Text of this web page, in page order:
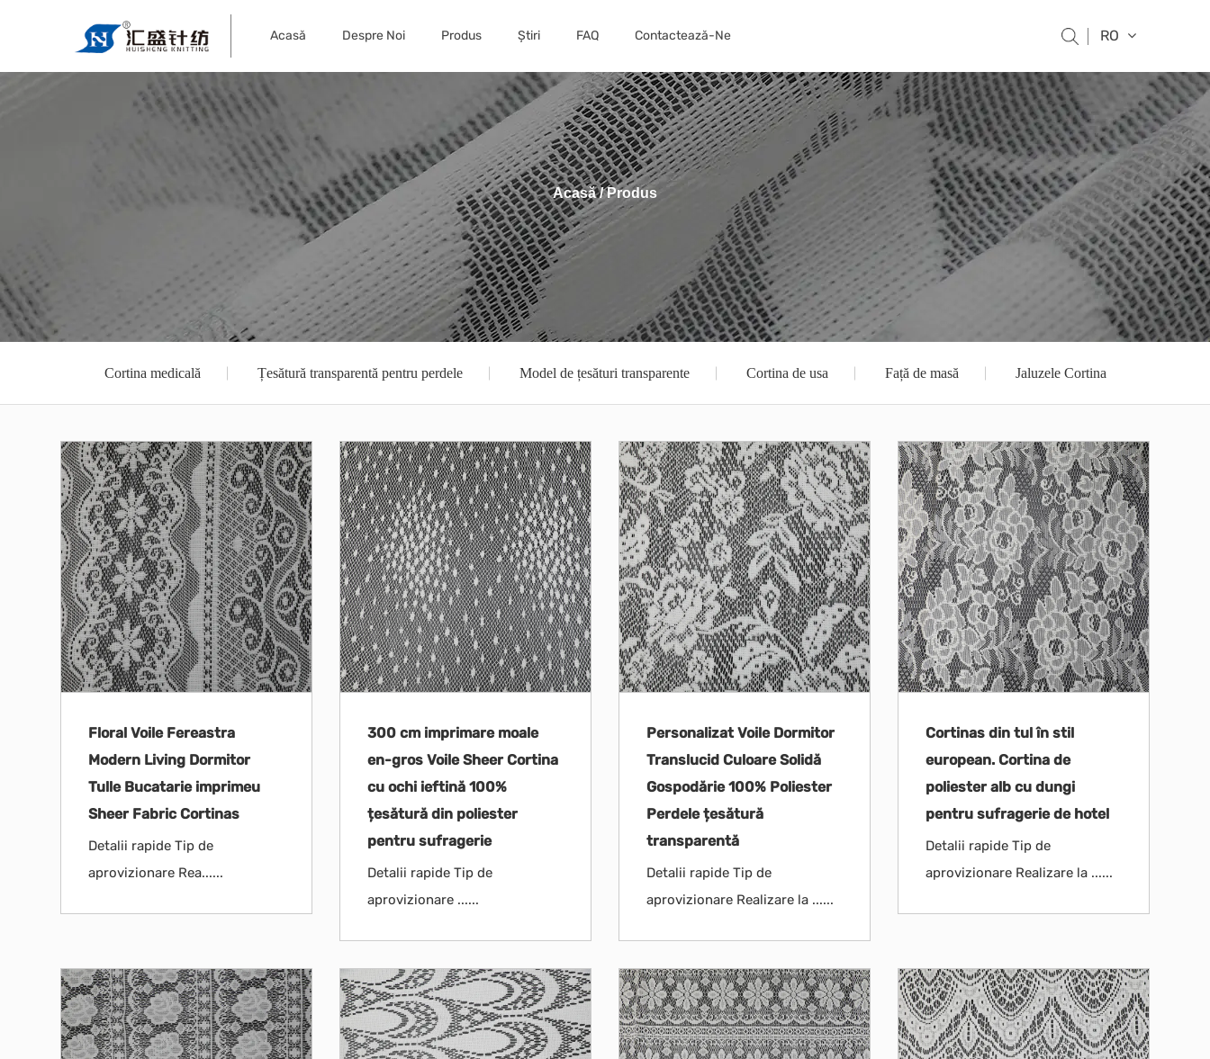
Acasă Despre Noi Produs Știri FAQ Contactează-Ne RO
Acasă/Produs
Cortina medicală Țesătură transparentă pentru perdele Model de țesături transparente Cortina de usa Față de masă Jaluzele Cortina
Floral Voile Fereastra
Modern Living Dormitor
Tulle Bucatarie imprimeu
Sheer Fabric Cortinas
Detalii rapide Tip de
aprovizionare Rea......
300 cm imprimare moale
en-gros Voile Sheer Cortina
cu ochi ieftină 100%
țesătură din poliester
pentru sufragerie
Detalii rapide Tip de
aprovizionare ......
Personalizat Voile Dormitor
Translucid Culoare Solidă
Gospodărie 100% Poliester
Perdele țesătură
transparentă
Detalii rapide Tip de
aprovizionare Realizare la ......
Cortinas din tul în stil
european. Cortina de
poliester alb cu dungi
pentru sufragerie de hotel
Detalii rapide Tip de
aprovizionare Realizare la ......